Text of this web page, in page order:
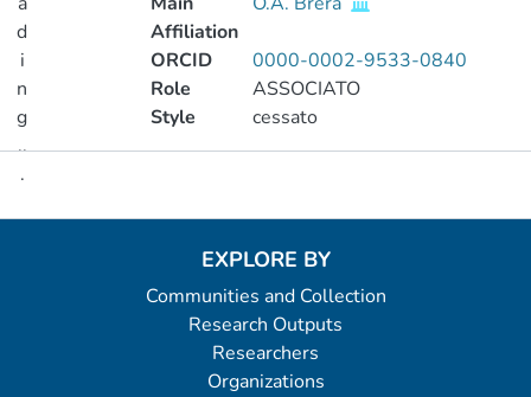
d
i
n
g
..
.
Loading...
Affiliation
ORCID
0000-0002-9533-0840
Role
ASSOCIATO
Style
cessato
EXPLORE BY
Communities and Collection
Research Outputs
Researchers
Organizations